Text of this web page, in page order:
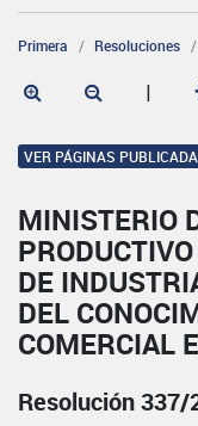
Primera Resoluciones
|
VER PÁGINAS
MINISTERIO
DE
DEL
COMERCIAL
Resolución 337/